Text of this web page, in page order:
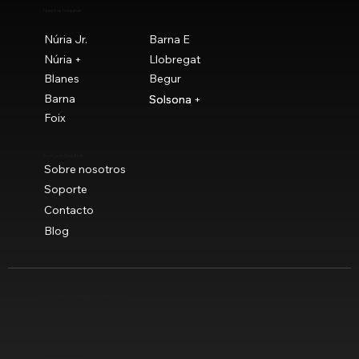
Núria Jr.
Barna E
Núria +
Llobregat
Blanes
Begur
Barna
Solsona
Foix
Solsona +
Sobre nosotros
Soporte
Contacto
Blog